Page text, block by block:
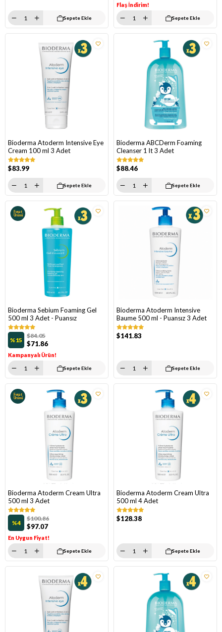
Sepete Ekle
Flaş İndirim!
Sepete Ekle
Bioderma Atoderm Intensive Eye
Cream 100 ml 3 Adet
$83.99
Sepete Ekle
Bioderma ABCDerm Foaming
Cleanser 1 lt 3 Adet
$88.46
Sepete Ekle
Bioderma Sebium Foaming Gel
500 ml 3 Adet - Puansız
%15 $71.86
$84.05
Kampanyalı Ürün!
Fırsat
Ürünü
Sepete Ekle
Bioderma Atoderm Intensive
Baume 500 ml - Puansız 3 Adet
$141.83
Sepete Ekle
Bioderma Atoderm Cream Ultra
500 ml 3 Adet
%4 $97.07
$100.86
En Uygun Fiyat!
Fırsat
Ürünü
Sepete Ekle
Bioderma Atoderm Cream Ultra
500 ml 4 Adet
$128.38
Sepete Ekle